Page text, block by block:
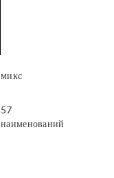
микс
57
наименований